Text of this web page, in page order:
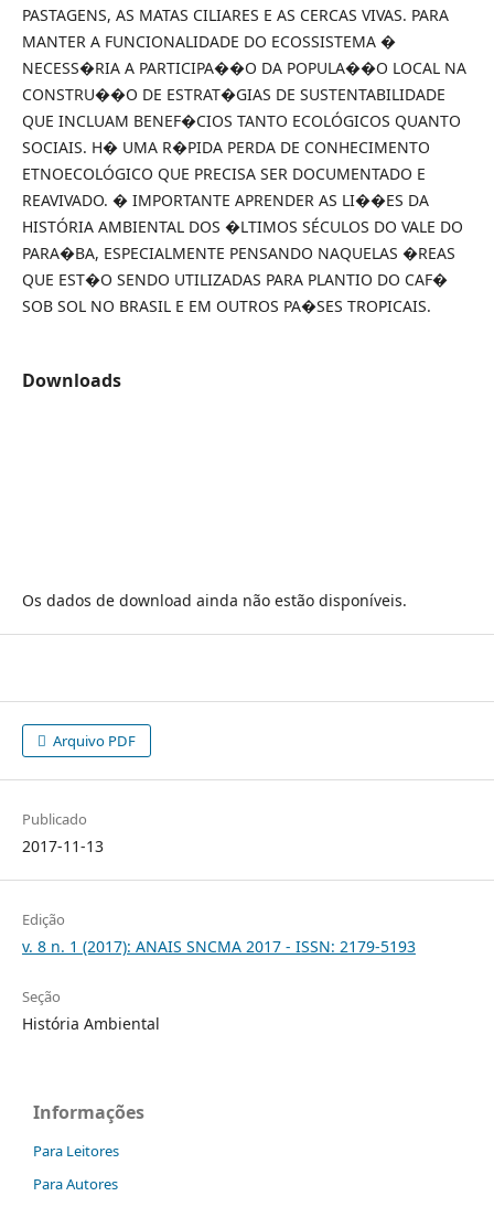
PASTAGENS, AS MATAS CILIARES E AS CERCAS VIVAS. PARA
MANTER A FUNCIONALIDADE DO ECOSSISTEMA �
NECESS�RIA A PARTICIPA��O DA POPULA��O LOCAL NA
CONSTRU��O DE ESTRAT�GIAS DE SUSTENTABILIDADE
QUE INCLUAM BENEF�CIOS TANTO ECOLÓGICOS QUANTO
SOCIAIS. H� UMA R�PIDA PERDA DE CONHECIMENTO
ETNOECOLÓGICO QUE PRECISA SER DOCUMENTADO E
REAVIVADO. � IMPORTANTE APRENDER AS LI��ES DA
HISTÓRIA AMBIENTAL DOS �LTIMOS SÉCULOS DO VALE DO
PARA�BA, ESPECIALMENTE PENSANDO NAQUELAS �REAS
QUE EST�O SENDO UTILIZADAS PARA PLANTIO DO CAF�
SOB SOL NO BRASIL E EM OUTROS PA�SES TROPICAIS.
Downloads
Os dados de download ainda não estão disponíveis.
Arquivo PDF
Publicado
2017-11-13
Edição
v. 8 n. 1 (2017): ANAIS SNCMA 2017 - ISSN: 2179-5193
Seção
História Ambiental
Informações
Para Leitores
Para Autores